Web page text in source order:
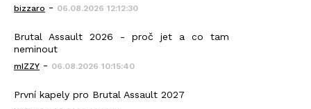
bizzaro - 06.08.2026 12:12:30
Brutal Assault 2026 - proč jet a co tam
neminout
mIZZY - 06.08.2026 10:15:40
První kapely pro Brutal Assault 2027